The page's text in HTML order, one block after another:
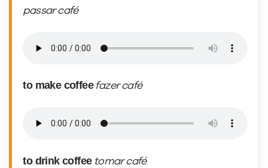
passar café
to make coffee fazer café
to drink coffee tomar café